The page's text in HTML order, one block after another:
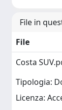
File in
File
Costa
Tipologia:
Licenza: